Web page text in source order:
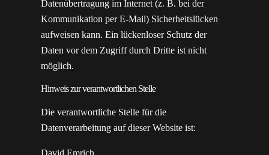
Datenübertragung im Internet (z. B. bei der
Kommunikation per E-Mail) Sicherheitslücken
aufweisen kann. Ein lückenloser Schutz der
Daten vor dem Zugriff durch Dritte ist nicht
möglich.
Hinweis zur verantwortlichen Stelle
Die verantwortliche Stelle für die
Datenverarbeitung auf dieser Website ist: